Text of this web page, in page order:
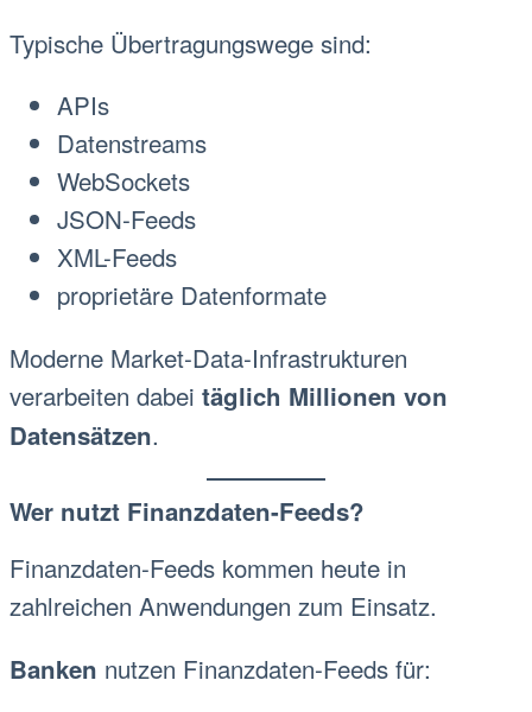
Typische Übertragungswege sind:
APIs
Datenstreams
WebSockets
JSON-Feeds
XML-Feeds
proprietäre Datenformate
Moderne Market-Data-Infrastrukturen
verarbeiten dabei täglich Millionen von
Datensätzen.
Wer nutzt Finanzdaten-Feeds?
Finanzdaten-Feeds kommen heute in
zahlreichen Anwendungen zum Einsatz.
Banken nutzen Finanzdaten-Feeds für: